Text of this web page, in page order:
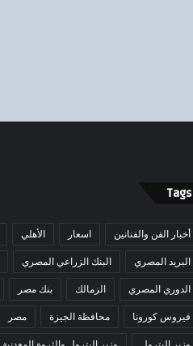
Tags
أخبار الفن والفنانين اسعار الأهلي
البريد المصري البنك الزراعي المصري
الدوري المصري الزمالك بنك مصر
فيروس كورونا محافظة الجيزة مصر